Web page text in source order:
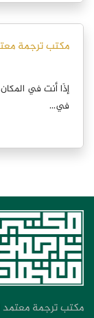
مكتب ترجمة
إذًا أنت في
في...
مكتب ترجمة معتمد